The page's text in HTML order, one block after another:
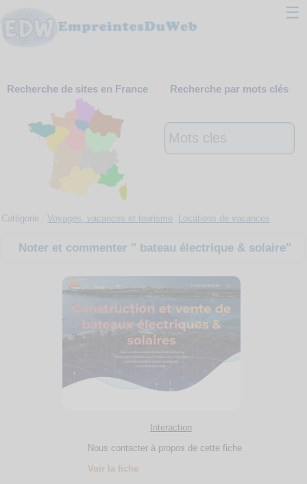
☰
Webmaster
Contact
Support
Recherche de sites en France Recherche par mots clés
Catégorie :Voyages, vacances et tourisme Locations de vacances
Noter et commenter " bateau électrique & solaire"
Interaction
Nous contacter à propos de cette fiche
Voir la fiche